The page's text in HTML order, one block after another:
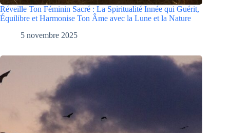
Réveille Ton Féminin Sacré : La Spiritualité Innée qui Guérit,
Équilibre et Harmonise Ton Âme avec la Lune et la Nature
5 novembre 2025